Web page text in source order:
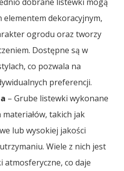
elementem dekoracyjnym,
ogrodu oraz tworzy
Dostępne są w
co pozwala na
preferencji.
– Grube listewki wykonane
takich jak
lub wysokiej jakości
Wiele z nich jest
co daje